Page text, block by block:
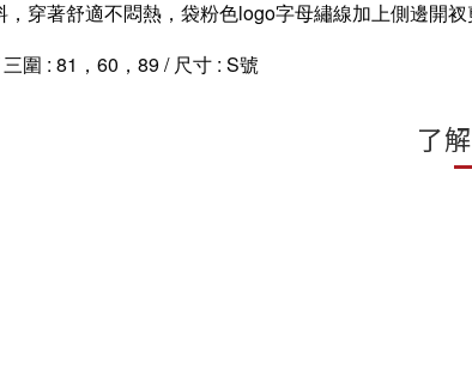
穿著舒適不悶熱，袋粉色logo字母繡線加上側邊開
圍 : 81，60，89 / 尺寸 : S號
了